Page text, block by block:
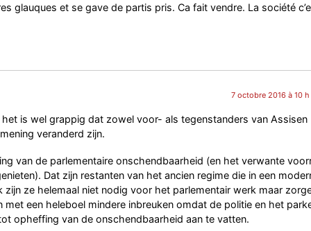
glauques et se gave de partis pris. Ca fait vendre. La société
7 octobre 2016 à 10
is wel grappig dat zowel voor- als tegenstanders van Assisen
veranderd zijn.
van de parlementaire onschendbaarheid (en het verwante
Dat zijn restanten van het ancien regime die in een
ze helemaal niet nodig voor het parlementair werk maar
een heleboel mindere inbreuken omdat de politie en het
opheffing van de onschendbaarheid aan te vatten.